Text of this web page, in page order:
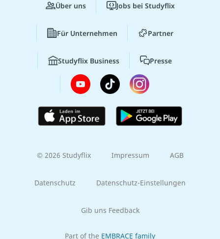
Über uns Jobs bei Studyflix
Für Unternehmen Partner
Studyflix Business Presse
© 2026 Studyflix Impressum AGB
Datenschutz Datenschutz-Einstellungen
Gib uns Feedback
Part of the EMBRACE family